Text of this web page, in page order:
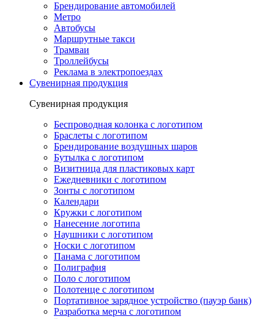
Брендирование автомобилей
Метро
Автобусы
Маршрутные такси
Трамваи
Троллейбусы
Реклама в электропоездах
Сувенирная продукция
Сувенирная продукция
Беспроводная колонка с логотипом
Браслеты с логотипом
Брендирование воздушных шаров
Бутылка с логотипом
Визитница для пластиковых карт
Ежедневники с логотипом
Зонты с логотипом
Календари
Кружки с логотипом
Нанесение логотипа
Наушники с логотипом
Носки с логотипом
Панама с логотипом
Полиграфия
Поло с логотипом
Полотенце с логотипом
Портативное зарядное устройство (пауэр банк)
Разработка мерча с логотипом